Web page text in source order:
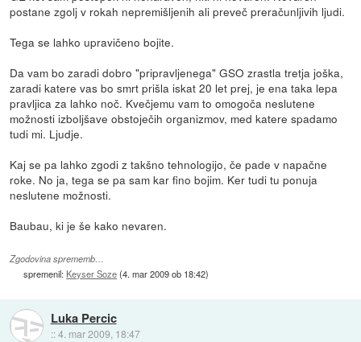
postane zgolj v rokah nepremišljenih ali preveč preračunljivih ljudi.
Tega se lahko upravičeno bojite.
Da vam bo zaradi dobro "pripravljenega" GSO zrastla tretja joška,
zaradi katere vas bo smrt prišla iskat 20 let prej, je ena taka lepa
pravljica za lahko noč. Kvečjemu vam to omogoča neslutene
možnosti izboljšave obstoječih organizmov, med katere spadamo
tudi mi. Ljudje.
Kaj se pa lahko zgodi z takšno tehnologijo, če pade v napačne
roke. No ja, tega se pa sam kar fino bojim. Ker tudi tu ponuja
neslutene možnosti.
Baubau, ki je še kako nevaren.
Zgodovina sprememb…
spremenil: Keyser Soze(4. mar 2009 ob 18:42)
Luka Percic
::4. mar 2009, 18:47